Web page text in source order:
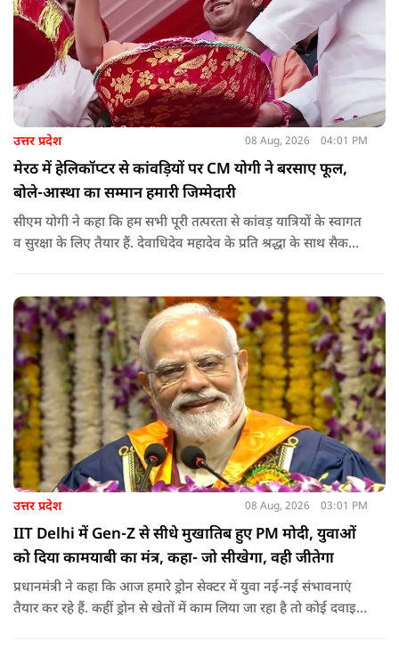
उत्तर प्रदेश 08 Aug, 2026 04:01 PM
मेरठ में हेलिकॉप्टर से कांवड़ियों पर CM योगी ने बरसाए फूल,
बोले-आस्था का सम्मान हमारी जिम्मेदारी
सीएम योगी ने कहा कि हम सभी पूरी तत्परता से कांवड़ यात्रियों के स्वागत
व सुरक्षा के लिए तैयार हैं. देवाधिदेव महादेव के प्रति श्रद्धा के साथ सैकड़ों
पात, क्षेत्र व प्रांत की सीमाओं से ऊपर उठकर उनकी हर श्वांस शिव के नाम
है.
उत्तर प्रदेश 08 Aug, 2026 03:01 PM
IIT Delhi में Gen-Z से सीधे मुखातिब हुए PM मोदी, युवाओं
को दिया कामयाबी का मंत्र, कहा- जो सीखेगा, वही जीतेगा
प्रधानमंत्री ने कहा कि आज हमारे ड्रोन सेक्टर में युवा नई-नई संभावनाएं
तैयार कर रहे हैं. कहीं ड्रोन से खेतों में काम लिया जा रहा है तो कोई दवाइयां